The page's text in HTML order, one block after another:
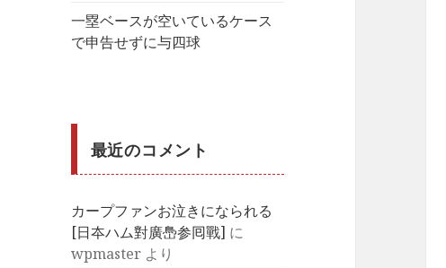
一塁ベースが空いているケース
で申告せずに与四球
最近のコメント
カープファンお泣きになられる
[日夲ハム對廣㠀参囘戰] に
wpmaster より